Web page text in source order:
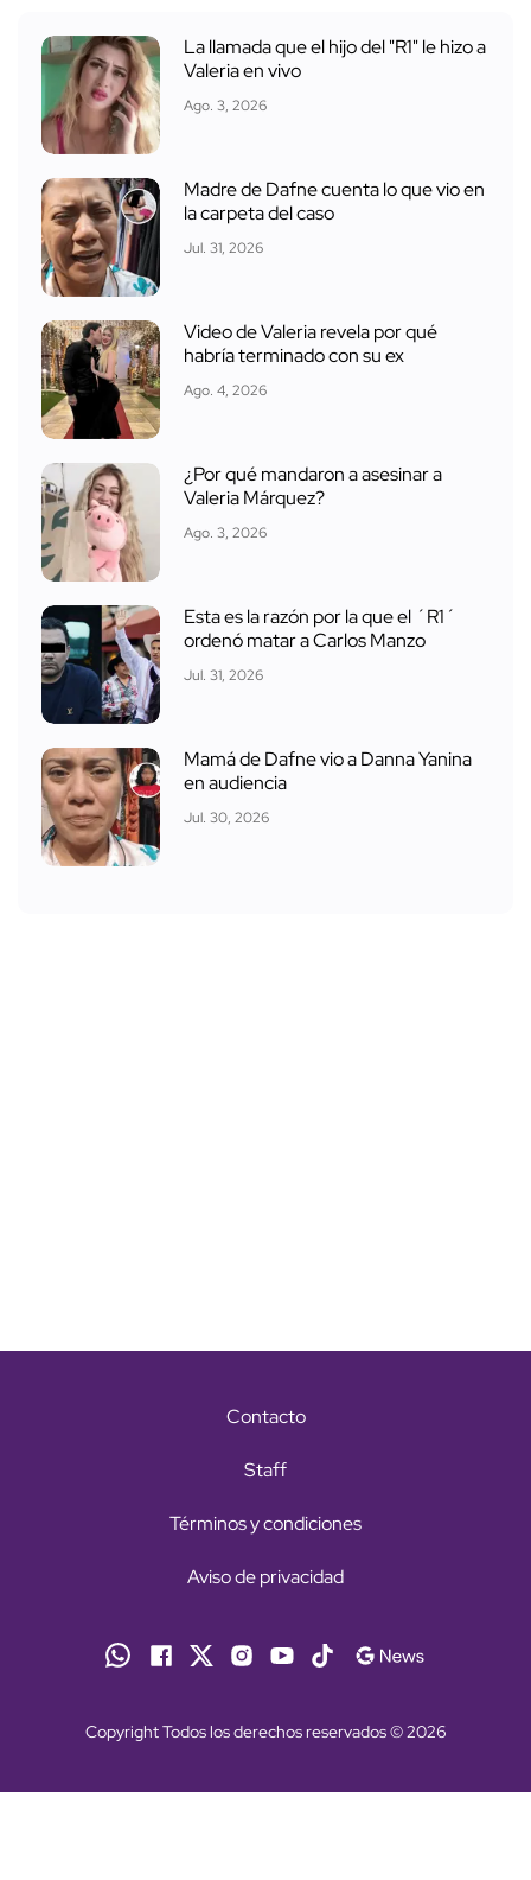
La llamada que el hijo del "R1" le hizo a
Valeria en vivo
Ago. 3, 2026
Madre de Dafne cuenta lo que vio en
la carpeta del caso
Jul. 31, 2026
Video de Valeria revela por qué
habría terminado con su ex
Ago. 4, 2026
¿Por qué mandaron a asesinar a
Valeria Márquez?
Ago. 3, 2026
Esta es la razón por la que el ´R1´
ordenó matar a Carlos Manzo
Jul. 31, 2026
Mamá de Dafne vio a Danna Yanina
en audiencia
Jul. 30, 2026
Contacto
Staff
Términos y condiciones
Aviso de privacidad
Copyright Todos los derechos reservados © 2026